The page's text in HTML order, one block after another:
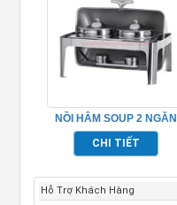
NỒI HÂM SOUP 2 NGĂN
BUFFET TP697002
CHI TIẾT
Hỗ Trợ Khách Hàng